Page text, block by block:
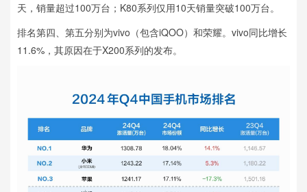
天，销量超过100万台；K80系列仅用10天销量突破100万台。
排名第四、第五分别为vivo（包含iQOO）和荣耀。vivo同比增长
11.6%，其原因在于X200系列的发布。